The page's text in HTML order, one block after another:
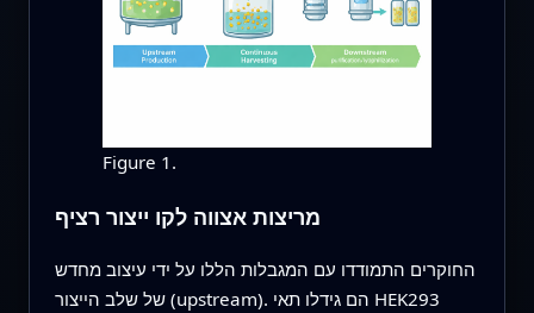
Figure 1.
מריצות אצווה לקו ייצור רציף
החוקרים התמודדו עם המגבלות הללו על ידי עיצוב מחדש
של שלב הייצור (upstream). הם גידלו תאי HEK293